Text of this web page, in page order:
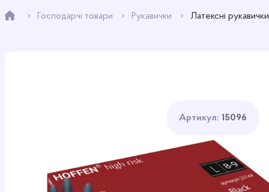
Господарчі товари Рукавички Латексні
Артикул: 15096